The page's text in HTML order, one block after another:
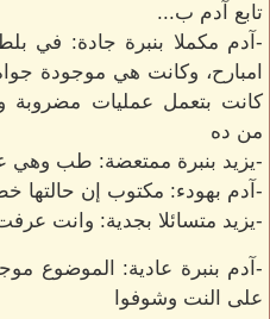
تابع آدم ب...
-آدم مكملا بنبرة جادة: في
امبارح، وكانت هي موجودة
كانت بتعمل عمليات مضروبة
من ده
-يزيد بنبرة ممتعضة: طب وهي
-آدم بهودء: مكتوب إن حالتها
-يزيد متسائلا بجدية: وانت
-آدم بنبرة عادية: الموضوع
على النت وشوفوا